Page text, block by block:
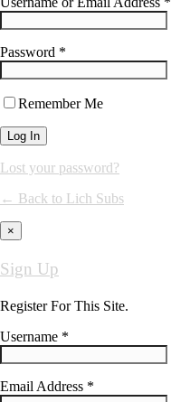
Password *
Remember Me
Lost your password?
← Back to Lich Subs
×
Sign Up
Register For This Site.
Username *
Email Address *